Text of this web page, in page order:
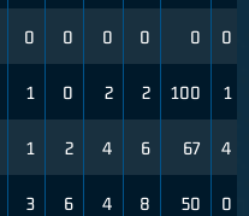
0 0 0 0 0 0
1 0 2 2 100 1
1 2 4 6 67 4
3 6 4 8 50 0